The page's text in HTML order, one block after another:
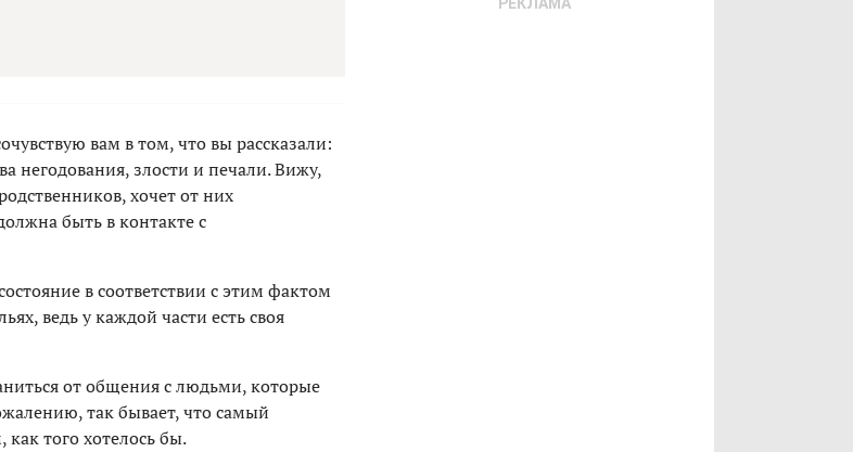
вам в том, что вы рассказали:
негодования, злости и печали. Вижу,
хочет от них
быть в контакте с
в соответствии с этим фактом
ведь у каждой части есть своя
от общения с людьми, которые
так бывает, что самый
того хотелось бы.